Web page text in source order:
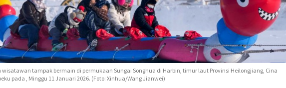
wisatawan tampak bermain di permukaan Sungai Songhua di Harbin, timur laut Provinsi Heilongjiang, Cina
pada , Minggu 11 Januari 2026. (Foto: Xinhua/Wang Jianwei)